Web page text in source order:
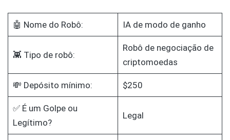
🤖 Nome do Robô: IA de modo de ganho
👾 Tipo de robô:
Robô de negociação de
criptomoedas
💸 Depósito mínimo: $250
✅ É um Golpe ou
Legítimo?
Legal